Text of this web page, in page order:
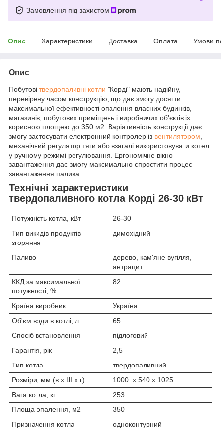
Замовлення під захистом
Опис Характеристики Доставка Оплата Умови
Опис
Побутові твердопаливні котли "Корді" мають надійну,
перевірену часом конструкцію, що дає змогу досягти
максимальної ефективності опалення власних будинків,
магазинів, побутових приміщень і виробничих об'єктів із
корисною площею до 350 м2. Варіативність конструкції дає
змогу застосувати електронний контролер із вентилятором
механічний регулятор тяги або взагалі використовувати котел
у ручному режимі регулювання. Ергономічне вікно
завантаження дає змогу максимально спростити процес
завантаження палива.
Технічні характеристики
твердопаливного котла Корді 26-30 кВт
Потужність котла, кВт
26-30
Тип викидів продуктів
згоряння
димохідний
Паливо
дерево, кам'яне вугілля,
антрацит
ККД за максимальної
потужності, %
82
Країна виробник
Україна
Об'єм води в котлі, л
65
Спосіб встановлення
підлоговий
Гарантія, рік
2,5
Тип котла
твердопаливний
Розміри, мм (в х Ш х г)
1000 х 540 х 1025
Вага котла, кг
253
Площа опалення, м2
350
Призначення котла
одноконтурний